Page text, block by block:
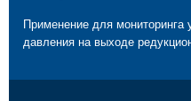
Применение для
давления на выходе